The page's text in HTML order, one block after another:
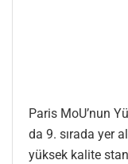
Paris MoU’nun
da 9. sırada yer
yüksek kalite